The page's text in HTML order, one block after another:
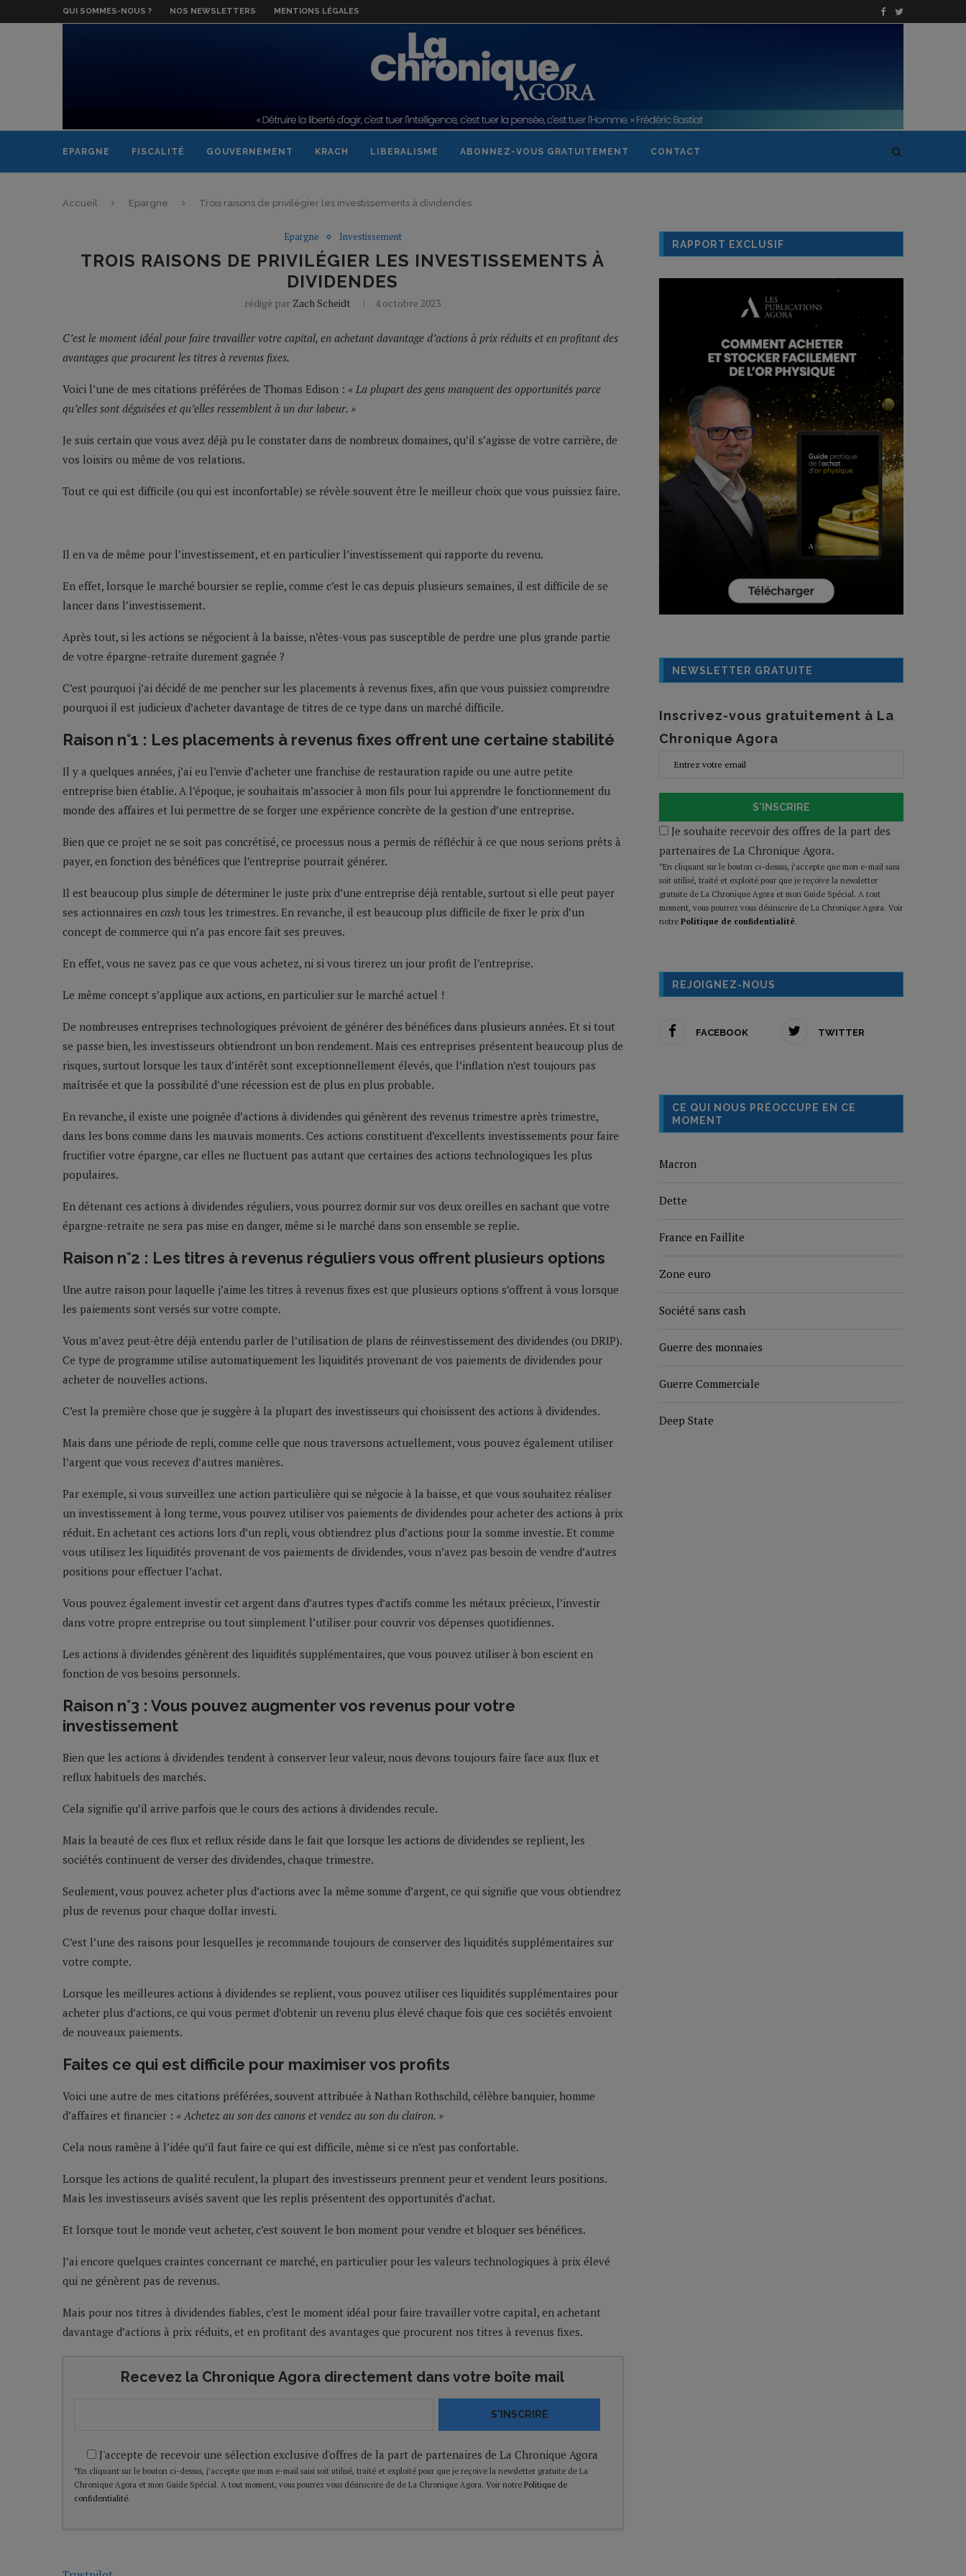
QUI SOMMES-NOUS ? NOS NEWSLETTERS MENTIONS LÉGALES
EPARGNE FISCALITÉ GOUVERNEMENT KRACH LIBERALISME ABONNEZ-VOUS GRATUITEMENT CONTACT
Accueil Epargne Trois raisons de privilégier les investissements à dividendes
Epargne Investissement
TROIS RAISONS DE PRIVILÉGIER LES INVESTISSEMENTS À
DIVIDENDES
rédigé par Zach Scheidt 4 octobre 2023
C’est le moment idéal pour faire travailler votre capital, en achetant davantage d’actions à prix réduits et en profitant des
avantages que procurent les titres à revenus fixes.
Voici l’une de mes citations préférées de Thomas Edison : « La plupart des gens manquent des opportunités parce
qu’elles sont déguisées et qu’elles ressemblent à un dur labeur. »
Je suis certain que vous avez déjà pu le constater dans de nombreux domaines, qu’il s’agisse de votre carrière, de
vos loisirs ou même de vos relations.
Tout ce qui est difficile (ou qui est inconfortable) se révèle souvent être le meilleur choix que vous puissiez faire.
Il en va de même pour l’investissement, et en particulier l’investissement qui rapporte du revenu.
En effet, lorsque le marché boursier se replie, comme c’est le cas depuis plusieurs semaines, il est difficile de se
lancer dans l’investissement.
Après tout, si les actions se négocient à la baisse, n’êtes-vous pas susceptible de perdre une plus grande partie
de votre épargne-retraite durement gagnée ?
C’est pourquoi j’ai décidé de me pencher sur les placements à revenus fixes, afin que vous puissiez comprendre
pourquoi il est judicieux d’acheter davantage de titres de ce type dans un marché difficile.
Raison n°1 : Les placements à revenus fixes offrent une certaine stabilité
Il y a quelques années, j’ai eu l’envie d’acheter une franchise de restauration rapide ou une autre petite
entreprise bien établie. A l’époque, je souhaitais m’associer à mon fils pour lui apprendre le fonctionnement du
monde des affaires et lui permettre de se forger une expérience concrète de la gestion d’une entreprise.
Bien que ce projet ne se soit pas concrétisé, ce processus nous a permis de réfléchir à ce que nous serions prêts à
payer, en fonction des bénéfices que l’entreprise pourrait générer.
Il est beaucoup plus simple de déterminer le juste prix d’une entreprise déjà rentable, surtout si elle peut payer
ses actionnaires en cash tous les trimestres. En revanche, il est beaucoup plus difficile de fixer le prix d’un
concept de commerce qui n’a pas encore fait ses preuves.
En effet, vous ne savez pas ce que vous achetez, ni si vous tirerez un jour profit de l’entreprise.
Le même concept s’applique aux actions, en particulier sur le marché actuel !
De nombreuses entreprises technologiques prévoient de générer des bénéfices dans plusieurs années. Et si tout
se passe bien, les investisseurs obtiendront un bon rendement. Mais ces entreprises présentent beaucoup plus de
risques, surtout lorsque les taux d’intérêt sont exceptionnellement élevés, que l’inflation n’est toujours pas
maîtrisée et que la possibilité d’une récession est de plus en plus probable.
En revanche, il existe une poignée d’actions à dividendes qui génèrent des revenus trimestre après trimestre,
dans les bons comme dans les mauvais moments. Ces actions constituent d’excellents investissements pour faire
fructifier votre épargne, car elles ne fluctuent pas autant que certaines des actions technologiques les plus
populaires.
En détenant ces actions à dividendes réguliers, vous pourrez dormir sur vos deux oreilles en sachant que votre
épargne-retraite ne sera pas mise en danger, même si le marché dans son ensemble se replie.
Raison n°2 : Les titres à revenus réguliers vous offrent plusieurs options
Une autre raison pour laquelle j’aime les titres à revenus fixes est que plusieurs options s’offrent à vous lorsque
les paiements sont versés sur votre compte.
Vous m’avez peut-être déjà entendu parler de l’utilisation de plans de réinvestissement des dividendes (ou DRIP).
Ce type de programme utilise automatiquement les liquidités provenant de vos paiements de dividendes pour
acheter de nouvelles actions.
C’est la première chose que je suggère à la plupart des investisseurs qui choisissent des actions à dividendes.
Mais dans une période de repli, comme celle que nous traversons actuellement, vous pouvez également utiliser
l’argent que vous recevez d’autres manières.
Par exemple, si vous surveillez une action particulière qui se négocie à la baisse, et que vous souhaitez réaliser
un investissement à long terme, vous pouvez utiliser vos paiements de dividendes pour acheter des actions à prix
réduit. En achetant ces actions lors d’un repli, vous obtiendrez plus d’actions pour la somme investie. Et comme
vous utilisez les liquidités provenant de vos paiements de dividendes, vous n’avez pas besoin de vendre d’autres
positions pour effectuer l’achat.
Vous pouvez également investir cet argent dans d’autres types d’actifs comme les métaux précieux, l’investir
dans votre propre entreprise ou tout simplement l’utiliser pour couvrir vos dépenses quotidiennes.
Les actions à dividendes génèrent des liquidités supplémentaires, que vous pouvez utiliser à bon escient en
fonction de vos besoins personnels.
Raison n°3 : Vous pouvez augmenter vos revenus pour votre
investissement
Bien que les actions à dividendes tendent à conserver leur valeur, nous devons toujours faire face aux flux et
reflux habituels des marchés.
Cela signifie qu’il arrive parfois que le cours des actions à dividendes recule.
Mais la beauté de ces flux et reflux réside dans le fait que lorsque les actions de dividendes se replient, les
sociétés continuent de verser des dividendes, chaque trimestre.
Seulement, vous pouvez acheter plus d’actions avec la même somme d’argent, ce qui signifie que vous obtiendrez
plus de revenus pour chaque dollar investi.
C’est l’une des raisons pour lesquelles je recommande toujours de conserver des liquidités supplémentaires sur
votre compte.
Lorsque les meilleures actions à dividendes se replient, vous pouvez utiliser ces liquidités supplémentaires pour
acheter plus d’actions, ce qui vous permet d’obtenir un revenu plus élevé chaque fois que ces sociétés envoient
de nouveaux paiements.
Faites ce qui est difficile pour maximiser vos profits
Voici une autre de mes citations préférées, souvent attribuée à Nathan Rothschild, célèbre banquier, homme
d’affaires et financier : « Achetez au son des canons et vendez au son du clairon. »
Cela nous ramène à l’idée qu’il faut faire ce qui est difficile, même si ce n’est pas confortable.
Lorsque les actions de qualité reculent, la plupart des investisseurs prennent peur et vendent leurs positions.
Mais les investisseurs avisés savent que les replis présentent des opportunités d’achat.
Et lorsque tout le monde veut acheter, c’est souvent le bon moment pour vendre et bloquer ses bénéfices.
J’ai encore quelques craintes concernant ce marché, en particulier pour les valeurs technologiques à prix élevé
qui ne génèrent pas de revenus.
Mais pour nos titres à dividendes fiables, c’est le moment idéal pour faire travailler votre capital, en achetant
davantage d’actions à prix réduits, et en profitant des avantages que procurent nos titres à revenus fixes.
Recevez la Chronique Agora directement dans votre boîte mail
S'INSCRIRE
J'accepte de recevoir une sélection exclusive d'offres de la part de partenaires de La Chronique Agora
*En cliquant sur le bouton ci-dessus, j’accepte que mon e-mail saisi soit utilisé, traité et exploité pour que je reçoive la newsletter gratuite de La
Chronique Agora et mon Guide Spécial. A tout moment, vous pourrez vous désinscrire de de La Chronique Agora. Voir notre Politique de
confidentialité.
RAPPORT EXCLUSIF
NEWSLETTER GRATUITE
Inscrivez-vous gratuitement à La
Chronique Agora
S'INSCRIRE
Je souhaite recevoir des offres de la part des
partenaires de La Chronique Agora.
*En cliquant sur le bouton ci-dessus, j’accepte que mon e-mail saisi
soit utilisé, traité et exploité pour que je reçoive la newsletter
gratuite de La Chronique Agora et mon Guide Spécial. A tout
moment, vous pourrez vous désinscrire de La Chronique Agora. Voir
notre Politique de confidentialité.
REJOIGNEZ-NOUS
FACEBOOK TWITTER
CE QUI NOUS PRÉOCCUPE EN CE
MOMENT
Macron
Dette
France en Faillite
Zone euro
Société sans cash
Guerre des monnaies
Guerre Commerciale
Deep State